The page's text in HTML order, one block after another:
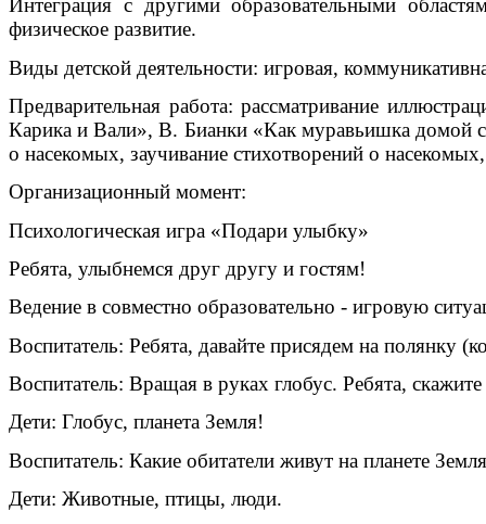
Интеграция с другими образовательными
физическое развитие.
Виды детской деятельности: игровая,
Предварительная работа: рассматривание
Карика и Вали», В. Бианки «Как муравьишка домой
о насекомых, заучивание стихотворений о
Организационный момент:
Психологическая игра «Подари улыбку»
Ребята, улыбнемся друг другу и гостям!
Ведение в совместно образовательно - игровую
Воспитатель: Ребята, давайте присядем на полянку
Воспитатель: Вращая в руках глобус. Ребята,
Дети: Глобус, планета Земля!
Воспитатель: Какие обитатели живут на планете
Дети: Животные, птицы, люди.